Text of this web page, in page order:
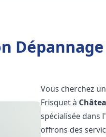
Vous cherchez
Frisquet à
spécialisée dans
offrons des